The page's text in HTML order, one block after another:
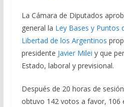
e
b
o
o
k
e
gr
a
m
at
s
A
p
p
l
La Cámara de Diputados
general la Ley Bases y Puntos
Libertad de los Argentinos
presidente Javier Milei y que
Estado, laboral y previsional.
Después de 20 horas de
obtuvo 142 votos a favor, 106